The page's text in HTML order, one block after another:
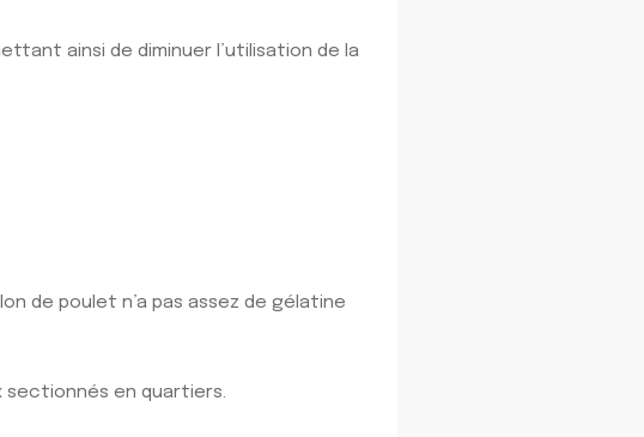
ainsi de diminuer l’utilisation de la
de poulet n’a pas assez de gélatine
sectionnés en quartiers.